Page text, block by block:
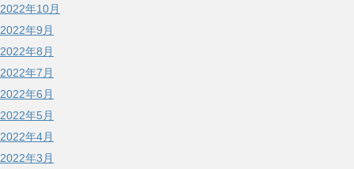
2022年10月
2022年9月
2022年8月
2022年7月
2022年6月
2022年5月
2022年4月
2022年3月